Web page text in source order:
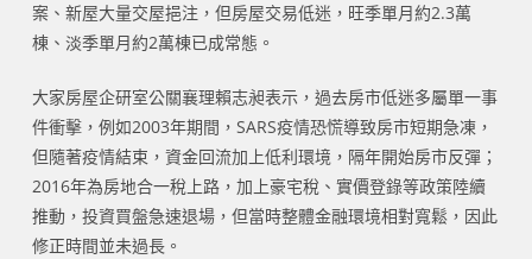
案、新屋大量交屋挹注，但房屋交易低迷，旺季單月約2.3萬
棟、淡季單月約2萬棟已成常態。
大家房屋企研室公關襄理賴志昶表示，過去房市低迷多屬單一事
件衝擊，例如2003年期間，SARS疫情恐慌導致房市短期急凍，
但隨著疫情結束，資金回流加上低利環境，隔年開始房市反彈；
2016年為房地合一稅上路，加上豪宅稅、實價登錄等政策陸續
推動，投資買盤急速退場，但當時整體金融環境相對寬鬆，因此
修正時間並未過長。